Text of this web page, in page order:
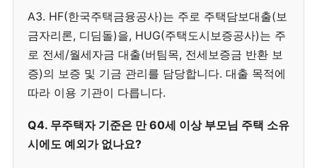
A3. HF(한국주택금융공사)는 주로 주택담보대출(보
금자리론, 디딤돌)을, HUG(주택도시보증공사)는 주
로 전세/월세자금 대출(버팀목, 전세보증금 반환 보
증)의 보증 및 기금 관리를 담당합니다. 대출 목적에
따라 이용 기관이 다릅니다.
Q4. 무주택자 기준은 만 60세 이상 부모님 주택 소유
시에도 예외가 없나요?